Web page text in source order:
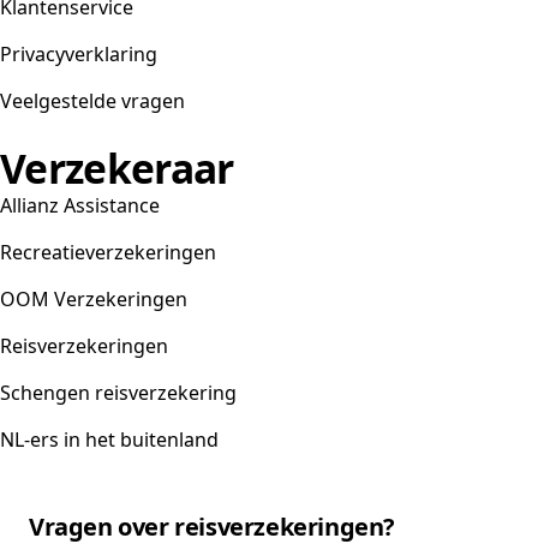
Klantenservice
Privacyverklaring
Veelgestelde vragen
Verzekeraar
Allianz Assistance
Recreatieverzekeringen
OOM Verzekeringen
Reisverzekeringen
Schengen reisverzekering
NL-ers in het buitenland
Vragen over reisverzekeringen?